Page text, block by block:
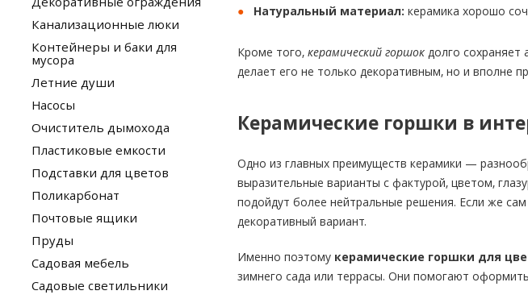
Натуральный материал: керамика хорошо
Кроме того, керамический горшок долго сохраняет
делает его не только декоративным, но и вполне
Керамические горшки в
Одно из главных преимуществ керамики —
выразительные варианты с фактурой, цветом,
подойдут более нейтральные решения. Если же
декоративный вариант.
Именно поэтому керамические горшки для
зимнего сада или террасы. Они помогают
Канализационные люки
Контейнеры и баки для
мусора
Летние души
Насосы
Очиститель дымохода
Пластиковые емкости
Подставки для цветов
Поликарбонат
Почтовые ящики
Пруды
Садовая мебель
Садовые светильники